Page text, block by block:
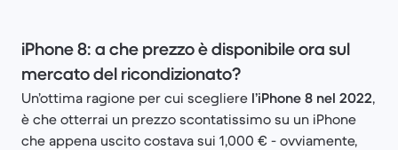
iPhone 8: a che prezzo è disponibile ora sul
mercato del ricondizionato?
Un’ottima ragione per cui scegliere l’iPhone 8 nel 2022,
è che otterrai un prezzo scontatissimo su un iPhone
che appena uscito costava sui 1,000 € - ovviamente,